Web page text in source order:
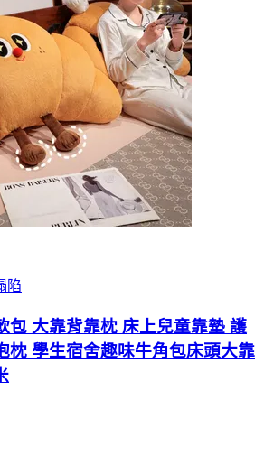
陷
包 大靠背靠枕 床上兒童靠墊 護
枕 學生宿舍趣味牛角包床頭大靠